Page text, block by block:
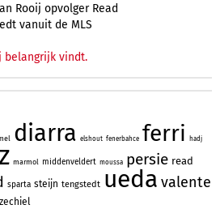
Rooij opvolger Read
vanuit de MLS
belangrijk vindt.
diarra elshout fenerbahce ferri hadj
marmol middenveldert moussa persie read
sparta steijn tengstedt ueda valente
zechiel